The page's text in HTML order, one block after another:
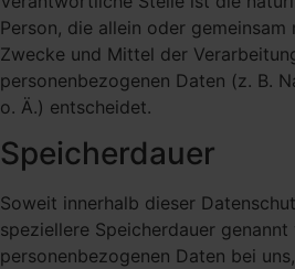
Person, die allein oder
Zwecke und Mittel der
personenbezogenen Daten (z. B.
o. Ä.) entscheidet.
Speicherdauer
Soweit innerhalb dieser
speziellere Speicherdauer
personenbezogenen Daten bei